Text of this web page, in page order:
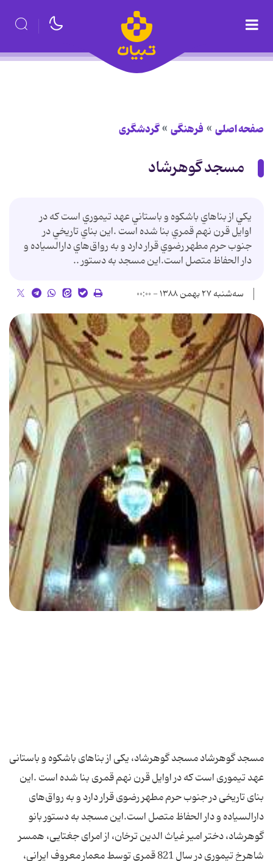
صفحه اصلی فرهنگی گردشگری
مسجد گوهرشاد
يكي از بناهاي باشكوه و باستاني عهد تيموري است كه در
اوايل قرن نهم قمري بنا شده است .اين بناي تاريخي در
جنوب حرم مطهر رضوي قرار دارد و به رواق‌‌هاي دارالسياده و
دار الحفاظ متصل است.اين مسجد به دستور ..
سه‌شنبه ۲۷ بهمن ۱۳۸۸ - ۰۰:۰۰
مسجد گوهرشاد مسجد گوهرشاد، یكی از بناهای باشكوه و باستانی
عهد تیموری است كه در اوایل قرن نهم قمری بنا شده است .این
بنای تاریخی در جنوب حرم مطهر رضوی قرار دارد و به رواق‌‌های
دارالسیاده و دار الحفاظ متصل است.این مسجد به دستور بانو
گوهرشاد، دختر امیر غیاث الدین ترخان، از امرای جغتایی، همسر
شاهرخ تیموری در سال 821 قمری توسط معمار معروف ایرانی،